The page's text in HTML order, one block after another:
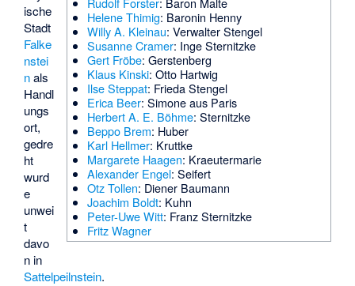
Helene Thimig: Baronin Henny
Willy A. Kleinau: Verwalter Stengel
Susanne Cramer: Inge Sternitzke
Gert Fröbe: Gerstenberg
Klaus Kinski: Otto Hartwig
Ilse Steppat: Frieda Stengel
Erica Beer: Simone aus Paris
Herbert A. E. Böhme: Sternitzke
Beppo Brem: Huber
Karl Hellmer: Kruttke
Margarete Haagen: Kraeutermarie
Alexander Engel: Seifert
Otz Tollen: Diener Baumann
Joachim Boldt: Kuhn
Peter-Uwe Witt: Franz Sternitzke
Fritz Wagner
ische
Stadt
Falke
nstei
nals
Handl
ungs
ort,
gedre
ht
wurd
e
unwei
t
davo
n in
Sattelpeilnstein.